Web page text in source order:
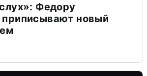
Федору
приписывают новый